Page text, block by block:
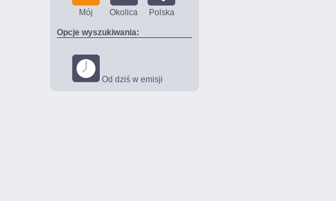
Mój Okolica Polska
Opcje wyszukiwania:
Od dziś w emisji